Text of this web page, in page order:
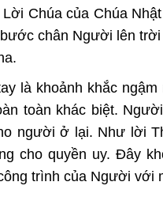
Chúa của Chúa
chân Người lên
là khoảnh khắc
toàn khác biệt.
người ở lại. Như lời
cho quyền uy. Đây
trình của Người với